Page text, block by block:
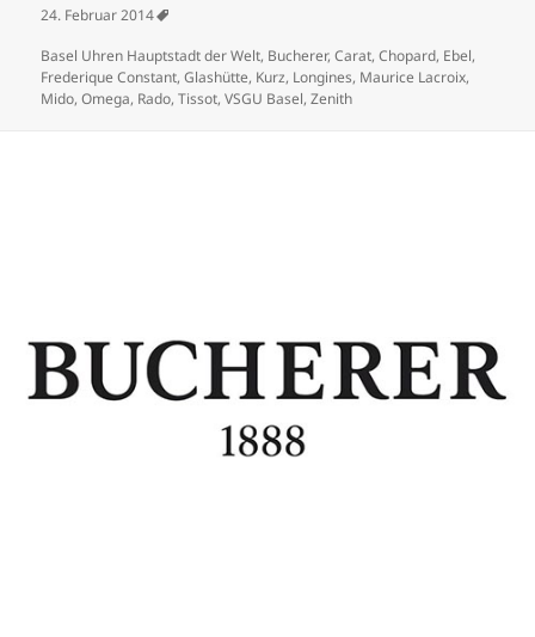
24. Februar 2014
Basel Uhren Hauptstadt der Welt, Bucherer,Carat,Chopard, Ebel,
Frederique Constant,Glashütte, Kurz, Longines, Maurice Lacroix,
Mido,Omega, Rado,Tissot,VSGU Basel,Zenith